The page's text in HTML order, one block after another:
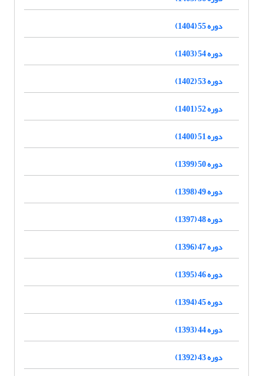
دوره 55 (1404)
دوره 54 (1403)
دوره 53 (1402)
دوره 52 (1401)
دوره 51 (1400)
دوره 50 (1399)
دوره 49 (1398)
دوره 48 (1397)
دوره 47 (1396)
دوره 46 (1395)
دوره 45 (1394)
دوره 44 (1393)
دوره 43 (1392)